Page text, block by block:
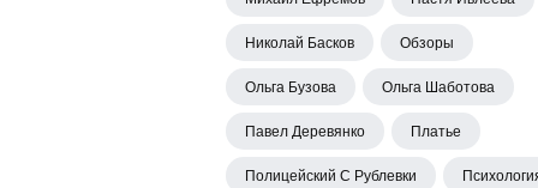
Николай Басков Обзоры
Ольга Бузова Ольга Шаботова
Павел Деревянко Платье
Полицейский С Рублевки